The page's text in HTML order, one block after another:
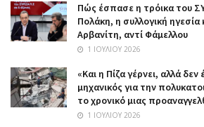
Πώς έσπασε η τρόικα του
Πολάκη, η συλλογική ηγεσία
Αρβανίτη, αντί Φάμελλου
1 ΙΟΥΛΊΟΥ 2026
«Και η Πίζα γέρνει, αλλά δεν
μηχανικός για την
το χρονικό μιας
1 ΙΟΥΛΊΟΥ 2026